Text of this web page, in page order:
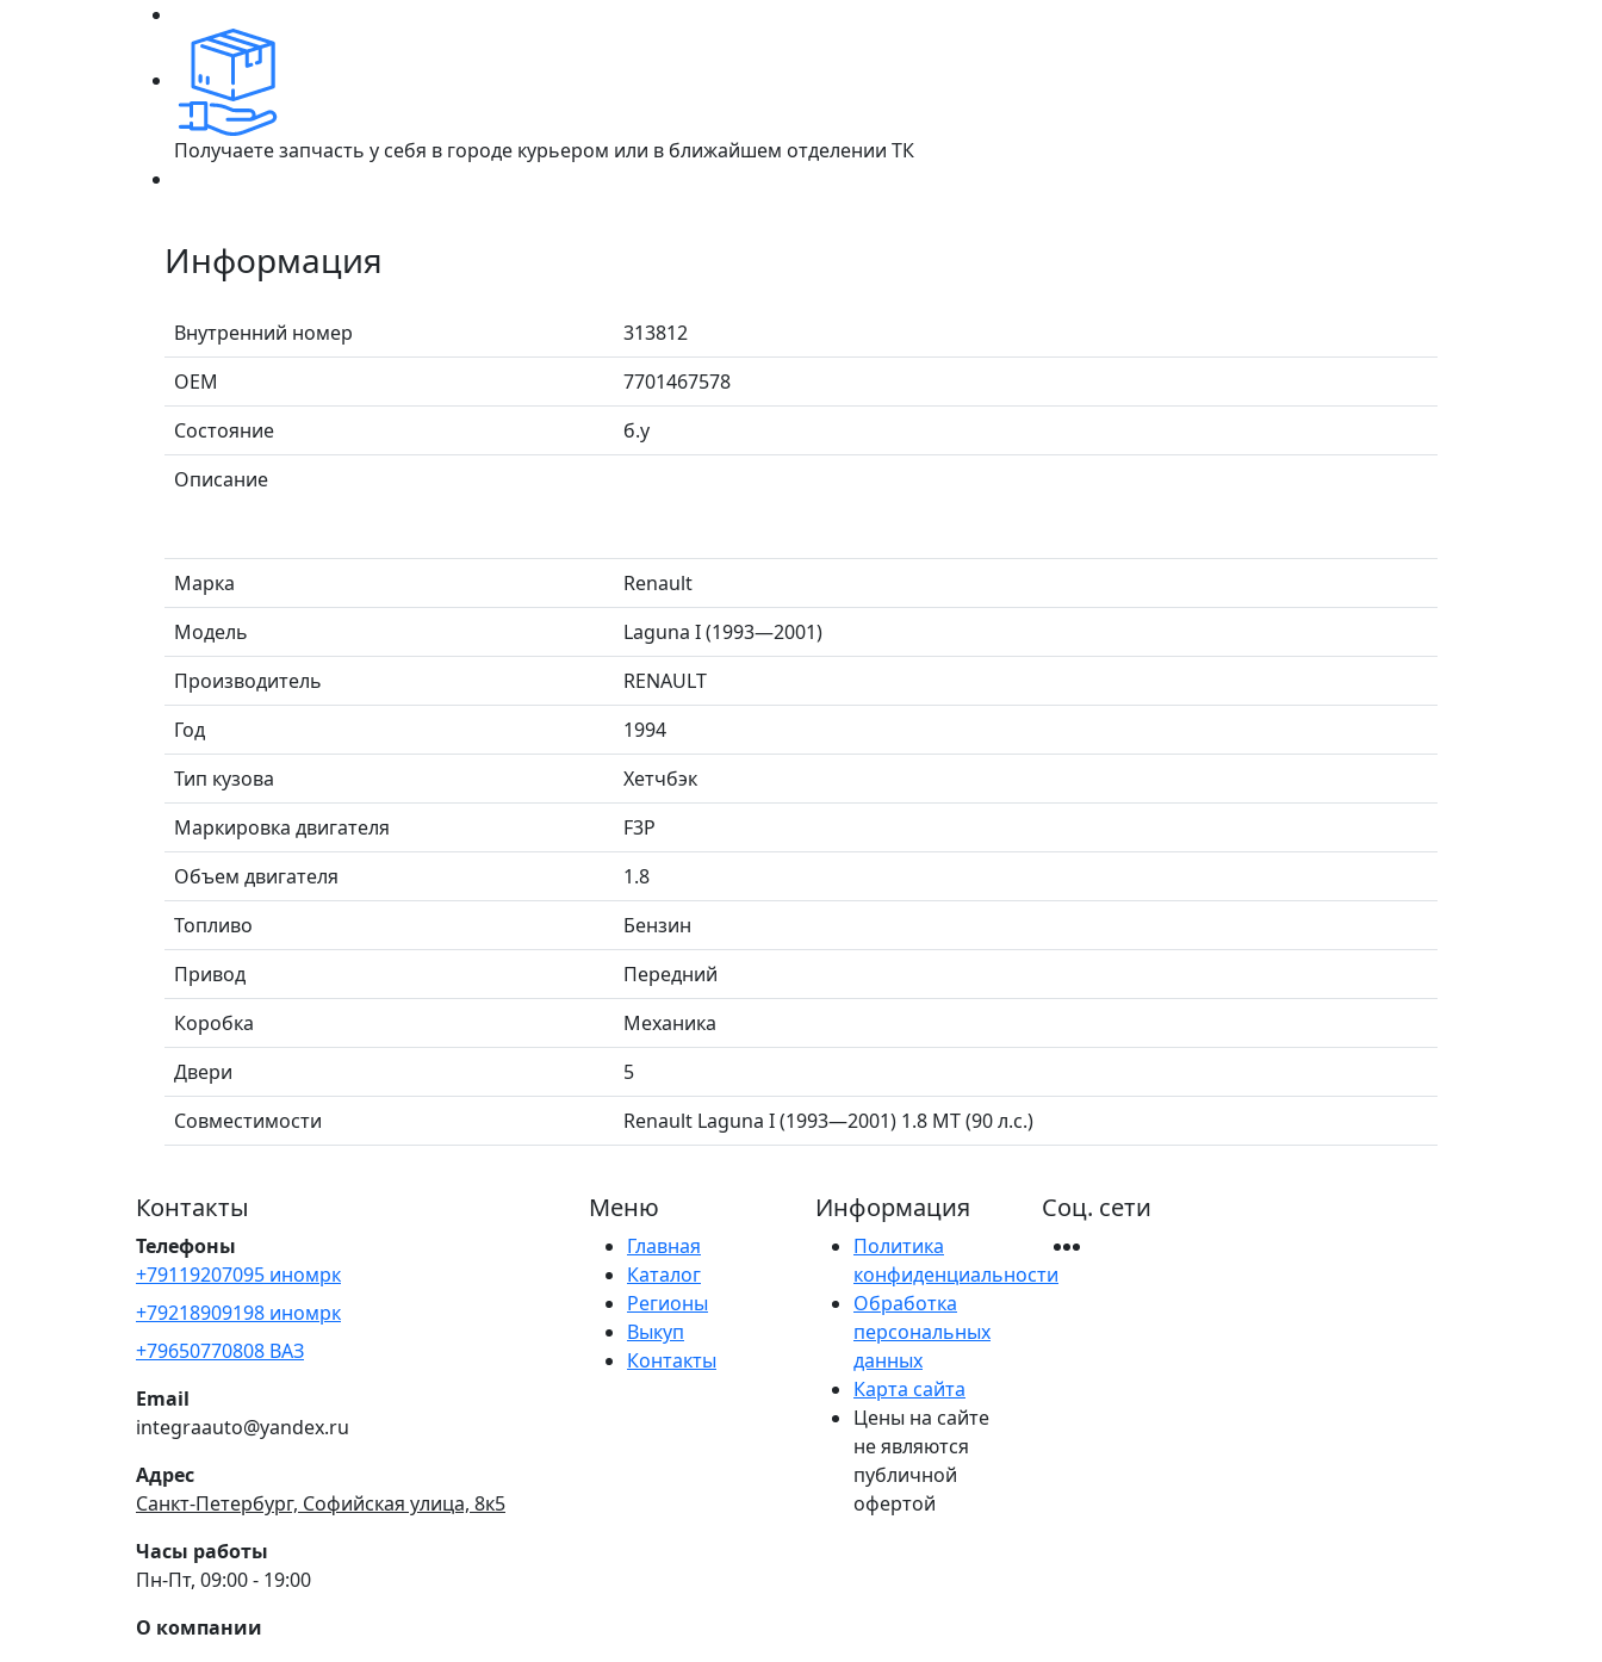
Получаете запчасть у себя в городе курьером или в ближайшем отделении ТК
Информация
Внутренний номер
313812
ОЕМ
7701467578
Состояние
б.у
Описание
Марка
Renault
Модель
Laguna I (1993—2001)
Производитель
RENAULT
Год
1994
Тип кузова
Хетчбэк
Маркировка двигателя
F3P
Объем двигателя
1.8
Топливо
Бензин
Привод
Передний
Коробка
Механика
Двери
5
Совместимости
Renault Laguna I (1993—2001) 1.8 MT (90 л.с.)
Контакты
Телефоны
+79119207095 иномрк
+79218909198 иномрк
+79650770808 ВАЗ
Email
integraauto@yandex.ru
Адрес
Санкт-Петербург, Софийская улица, 8к5
Часы работы
Пн-Пт, 09:00 - 19:00
О компании
Меню
Главная
Каталог
Регионы
Выкуп
Контакты
Информация
Политика
конфиденциальности
Обработка
персональных
данных
Карта сайта
Цены на сайте
не являются
публичной
офертой
Соц. сети